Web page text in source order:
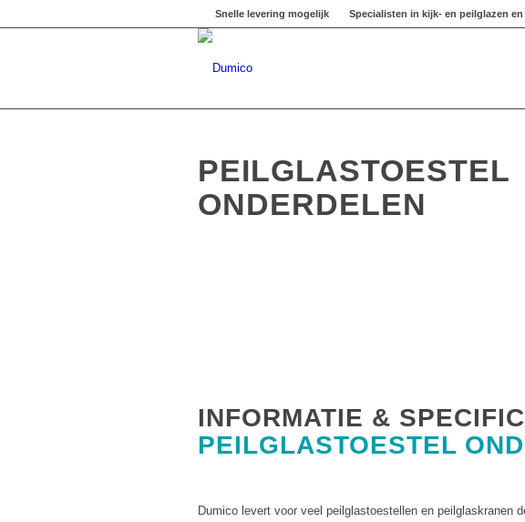
Snelle levering mogelijk Specialisten in kijk- en peilglazen en
PEILGLASTOESTEL
ONDERDELEN
INFORMATIE &
PEILGLASTOESTEL
Dumico levert voor veel peilglastoestellen en peilglaskranen